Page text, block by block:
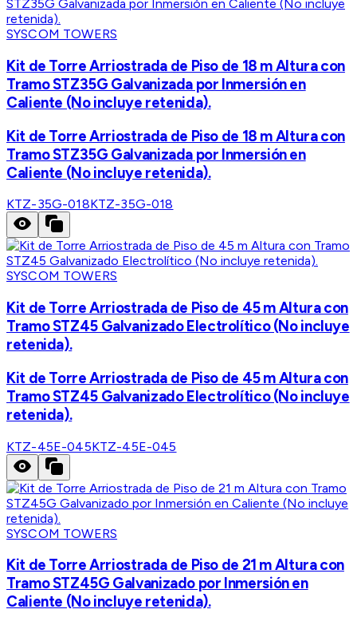
SYSCOM TOWERS
Kit de Torre Arriostrada de Piso de 18 m Altura con
Tramo STZ35G Galvanizada por Inmersión en
Caliente (No incluye retenida).
Kit de Torre Arriostrada de Piso de 18 m Altura con
Tramo STZ35G Galvanizada por Inmersión en
Caliente (No incluye retenida).
KTZ-35G-018KTZ-35G-018
SYSCOM TOWERS
Kit de Torre Arriostrada de Piso de 45 m Altura con
Tramo STZ45 Galvanizado Electrolítico (No incluye
retenida).
Kit de Torre Arriostrada de Piso de 45 m Altura con
Tramo STZ45 Galvanizado Electrolítico (No incluye
retenida).
KTZ-45E-045KTZ-45E-045
SYSCOM TOWERS
Kit de Torre Arriostrada de Piso de 21 m Altura con
Tramo STZ45G Galvanizado por Inmersión en
Caliente (No incluye retenida).